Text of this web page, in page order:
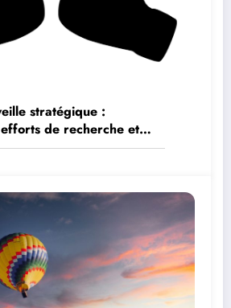
stratégique :
de recherche et